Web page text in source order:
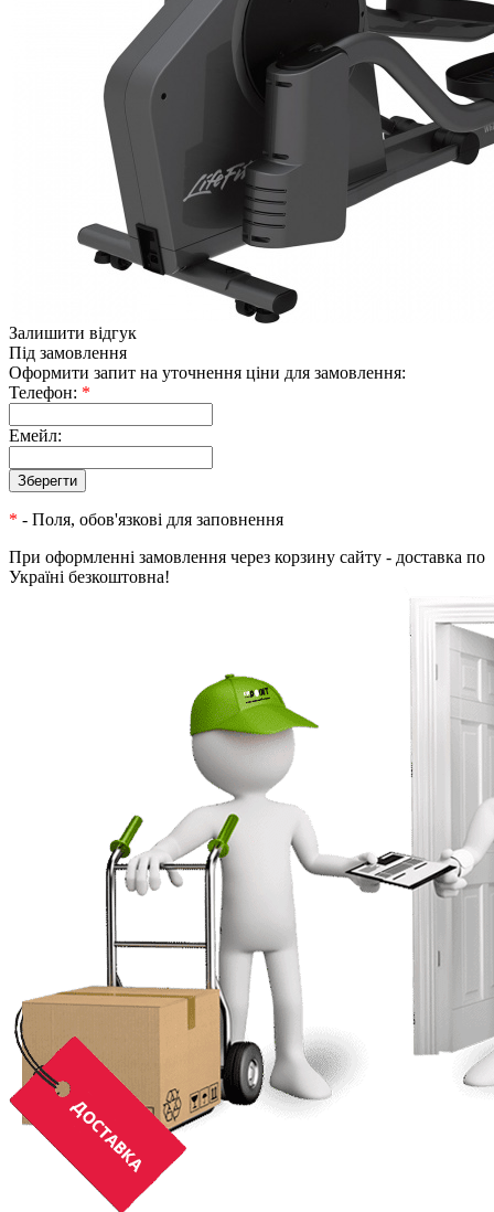
Залишити відгук
Під замовлення
Оформити запит на уточнення ціни для замовлення:
Телефон: *
Емейл:
* - Поля, обов'язкові для заповнення
При оформленні замовлення через корзину сайту - доставка по
Україні безкоштовна!